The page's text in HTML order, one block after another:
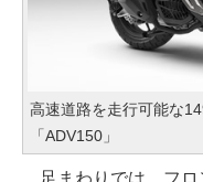
高速道路を走行可能な
「ADV150」
足まわりでは、フロ